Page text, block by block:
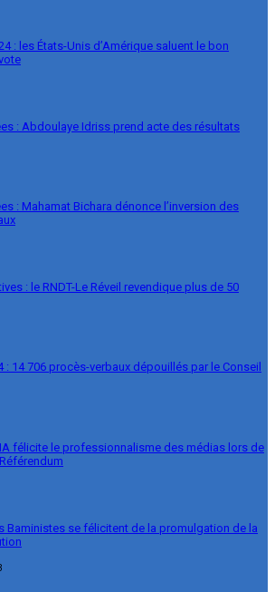
: les États-Unis d’Amérique saluent le bon
: Abdoulaye Idriss prend acte des résultats
: Mahamat Bichara dénonce l’inversion des
: le RNDT-Le Réveil revendique plus de 50
: 14 706 procès-verbaux dépouillés par le Conseil
félicite le professionnalisme des médias lors de
Baministes se félicitent de la promulgation de la